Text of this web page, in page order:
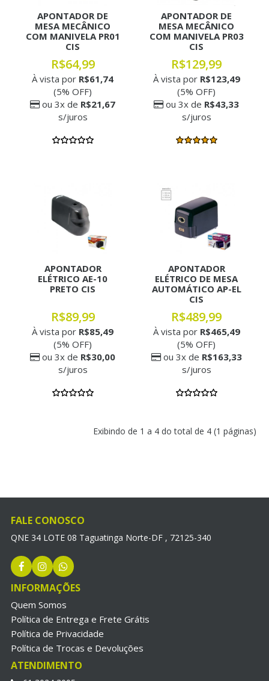
APONTADOR DE
MESA MECÂNICO
COM MANIVELA PR01
CIS
R$64,99
À vista por R$61,74
(5% OFF)
ou 3x de R$21,67
s/juros
APONTADOR DE
MESA MECÂNICO
COM MANIVELA PR03
CIS
R$129,99
À vista por R$123,49
(5% OFF)
ou 3x de R$43,33
s/juros
APONTADOR
ELÉTRICO AE-10
PRETO CIS
R$89,99
À vista por R$85,49
(5% OFF)
ou 3x de R$30,00
s/juros
APONTADOR
ELÉTRICO DE MESA
AUTOMÁTICO AP-EL
CIS
R$489,99
À vista por R$465,49
(5% OFF)
ou 3x de R$163,33
s/juros
Exibindo de 1 a 4 do total de 4 (1 páginas)
FALE CONOSCO
QNE 34 LOTE 08 Taguatinga Norte-DF , 72125-340
INFORMAÇÕES
Quem Somos
Política de Entrega e Frete Grátis
Política de Privacidade
Política de Trocas e Devoluções
ATENDIMENTO